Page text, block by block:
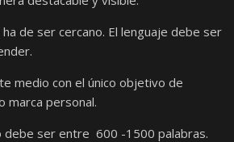
de ser cercano. El lenguaje debe ser
medio con el único objetivo de
marca personal.
debe ser entre 600 -1500 palabras.